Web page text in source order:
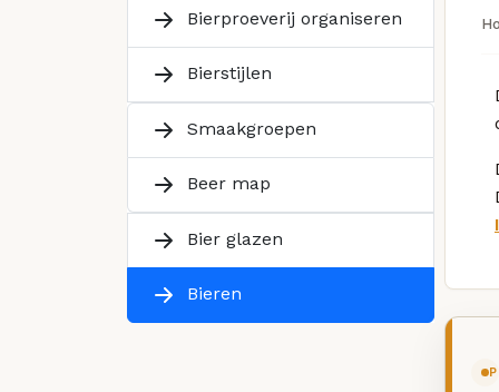
Bierproeverij organiseren
Bierstijlen
Smaakgroepen
Beer map
Bier glazen
Bieren